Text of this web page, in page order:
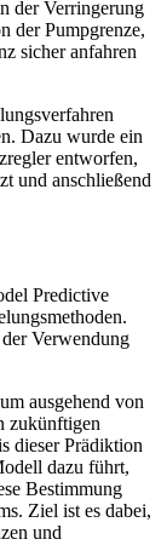
der Verringerung
der Pumpgrenze,
sicher anfahren
Dazu wurde ein
entworfen,
und anschließend
Predictive
Verwendung
ausgehend von
zukünftigen
dieser Prädiktion
dazu führt,
Bestimmung
Ziel ist es dabei,
und